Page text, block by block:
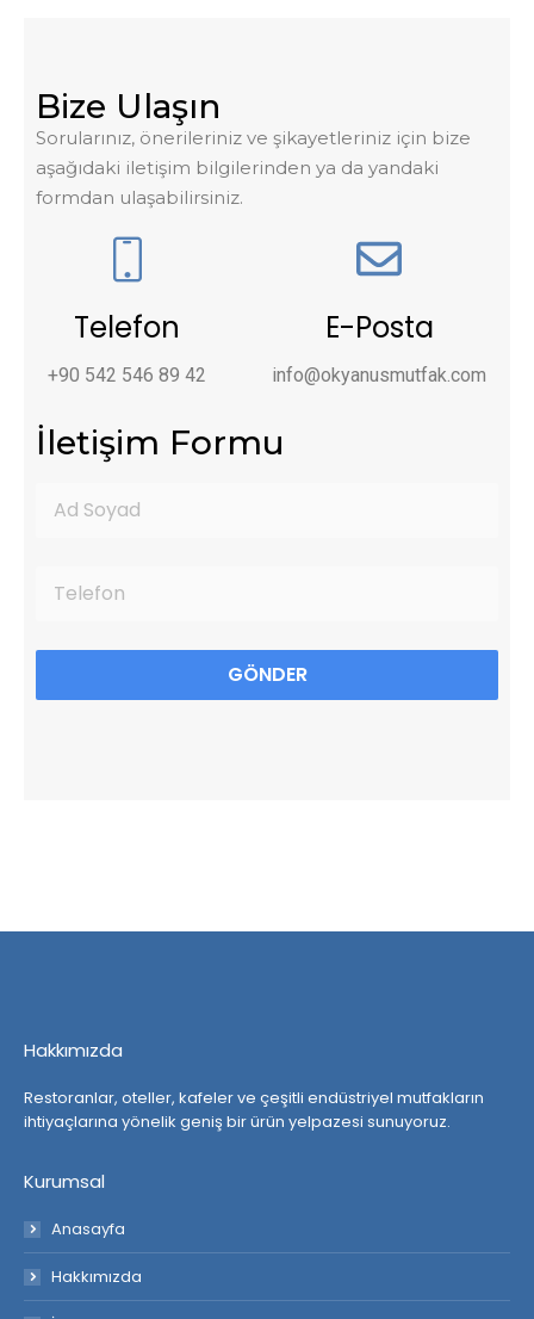
Bize Ulaşın
Sorularınız, önerileriniz ve şikayetleriniz için bize
aşağıdaki iletişim bilgilerinden ya da yandaki
formdan ulaşabilirsiniz.
Telefon
+90 542 546 89 42
E-Posta
info@okyanusmutfak.com
İletişim Formu
GÖNDER
Hakkımızda
Restoranlar, oteller, kafeler ve çeşitli endüstriyel mutfakların
ihtiyaçlarına yönelik geniş bir ürün yelpazesi sunuyoruz.
Kurumsal
Anasayfa
Hakkımızda